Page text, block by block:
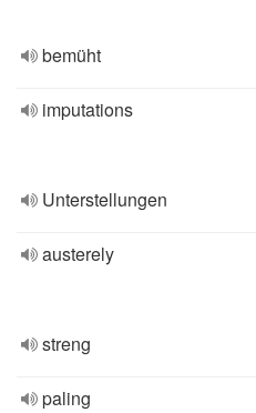
bemüht
imputations
Unterstellungen
austerely
streng
paling